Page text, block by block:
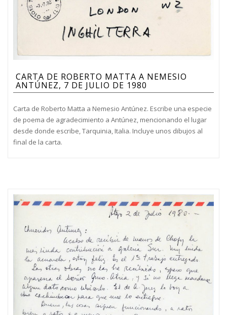
CARTA DE ROBERTO MATTA A NEMESIO
ANTÚNEZ, 7 DE JULIO DE 1980
Carta de Roberto Matta a Nemesio Antúnez. Escribe una especie
de poema de agradecimiento a Antúnez, mencionando el lugar
desde donde escribe, Tarquinia, Italia. Incluye unos dibujos al
final de la carta.